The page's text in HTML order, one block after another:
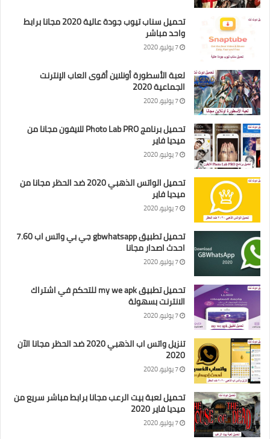
تحميل سناب تيوب جودة عالية 2020 مجانا برابط
واحد مباشر
7 يوليو، 2020
لعبة الأسطورة أونلاين أقوى العاب الإنترنت
الجماعية 2020
7 يوليو، 2020
تحميل برنامج Photo Lab PRO للايفون مجانا من
ميديا فاير
7 يوليو، 2020
تحميل الواتس الذهبي 2020 ضد الحظر مجانا من
ميديا فاير
7 يوليو، 2020
تحميل تطبيق gbwhatsapp جي بي واتس اب 7.60
احدث اصدار مجانا
7 يوليو، 2020
تحميل تطبيق my we apk للتحكم في اشتراك
الانترنت بسهولة
7 يوليو، 2020
تنزيل واتس اب الذهبي 2020 ضد الحظر مجانا الآن
2020
7 يوليو، 2020
تحميل لعبة بيت الرعب مجانا برابط مباشر سريع من
ميديا فاير 2020
7 يوليو، 2020